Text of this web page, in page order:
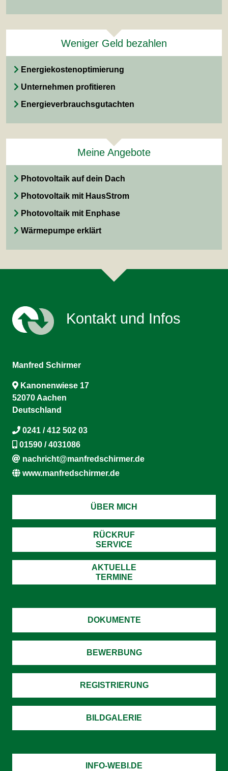
Weniger Geld bezahlen
Energiekostenoptimierung
Unternehmen profitieren
Energieverbrauchsgutachten
Meine Angebote
Photovoltaik auf dein Dach
Photovoltaik mit HausStrom
Photovoltaik mit Enphase
Wärmepumpe erklärt
Kontakt und Infos
Manfred Schirmer
Kanonenwiese 17
52070 Aachen
Deutschland
0241 / 412 502 03
01590 / 4031086
nachricht@manfredschirmer.de
www.manfredschirmer.de
ÜBER MICH
RÜCKRUF
SERVICE
AKTUELLE
TERMINE
DOKUMENTE
BEWERBUNG
REGISTRIERUNG
BILDGALERIE
INFO-WEBI.DE